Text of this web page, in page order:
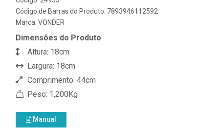
Código de Barras do Produto: 7893946112592
Marca: VONDER
Dimensões do Produto
Altura: 18cm
Largura: 18cm
Comprimento: 44cm
Peso: 1,200Kg
Manual